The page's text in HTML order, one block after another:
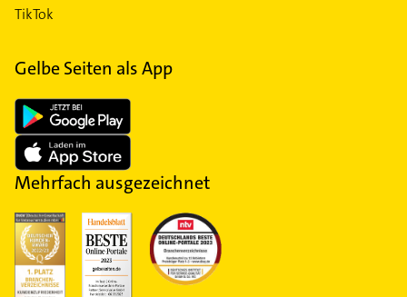
TikTok
Gelbe Seiten als App
Mehrfach ausgezeichnet